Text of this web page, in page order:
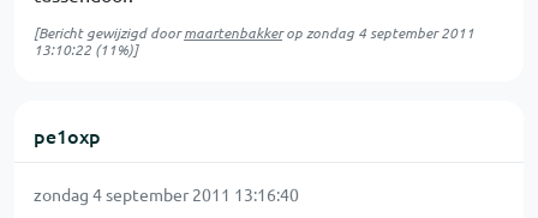
[Bericht gewijzigd doormaartenbakkerop zondag 4 september 2011
13:10:22 (11%)]
pe1oxp
zondag 4 september 2011 13:16:40